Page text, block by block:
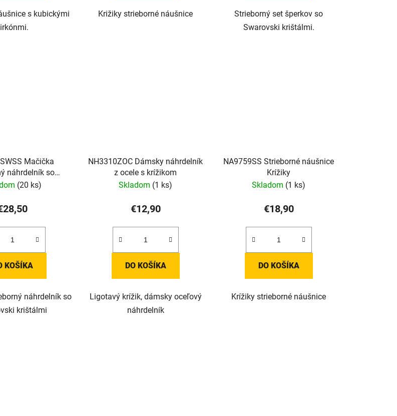
s kubickými
Križiky strieborné náušnice
Strieborný set šperkov so
Swarovski krištálmi.
Mačička
náhrdelník so
krištálmi
(20 ks)
KOŠÍKA
náhrdelník so
krištálmi
NH3310ZOC Dámsky náhrdelník
z ocele s krížikom
Skladom (1 ks)
€12,90
DO KOŠÍKA
Ligotavý krížik, dámsky oceľový
náhrdelník
NA9759SS Strieborné náušnice
Krížiky
Skladom (1 ks)
€18,90
DO KOŠÍKA
Krížiky strieborné náušnice